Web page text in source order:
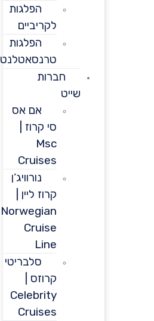
הפלגות
לקריביים
הפלגות
טרנסאטלנטיות
חברות
אם אס
סי קרוז |
Cruises
נורוויג’ן
קרוז ליין |
Norwegian
Cruise
סלבריטי
קרוזס |
Celebrity
Cruises